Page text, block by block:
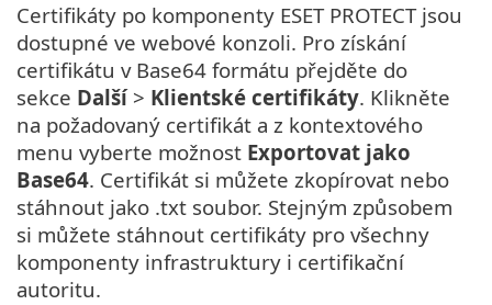
Certifikáty po komponenty ESET PROTECT jsou
dostupné ve webové konzoli. Pro získání
certifikátu v Base64 formátu přejděte do
sekce Další> Klientské certifikáty. Klikněte
na požadovaný certifikát a z kontextového
menu vyberte možnost Exportovat jako
Base64. Certifikát si můžete zkopírovat nebo
stáhnout jako .txt soubor. Stejným způsobem
si můžete stáhnout certifikáty pro všechny
komponenty infrastruktury i certifikační
autoritu.